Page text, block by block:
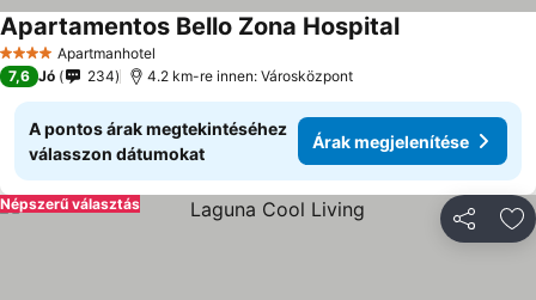
4 KategóriaApartmanhotel
Apartamentos Bello Zona Hospital
7,6 Jó 234 4.2 km-re innen: Városközpont
A pontos árak megtekintéséhez
válasszon dátumokat
Árak megjelenítése
Népszerű választás